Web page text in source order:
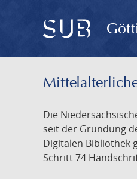
Die
seit der Gründung
Digitalen Bibliothek
Schritt 74